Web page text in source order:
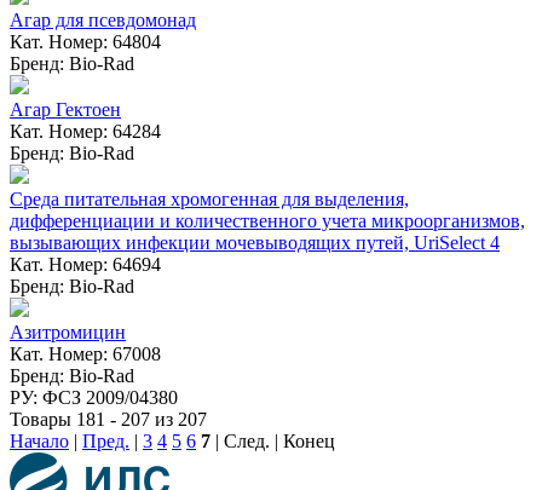
Агар для псевдомонад
Кат. Номер: 64804
Бренд: Bio-Rad
Агар Гектоен
Кат. Номер: 64284
Бренд: Bio-Rad
Среда питательная хромогенная для выделения,
дифференциации и количественного учета микроорганизмов,
вызывающих инфекции мочевыводящих путей, UriSelect 4
Кат. Номер: 64694
Бренд: Bio-Rad
Азитромицин
Кат. Номер: 67008
Бренд: Bio-Rad
РУ: ФСЗ 2009/04380
Товары 181 - 207 из 207
Начало | Пред. | 3 4 5 6 7 | След. | Конец